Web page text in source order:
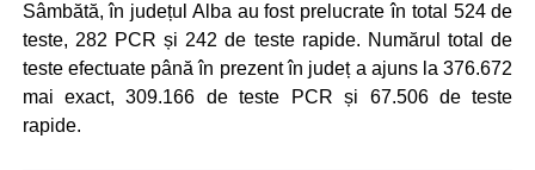
Sâmbătă, în județul Alba au fost prelucrate în total 524 de
teste, 282 PCR și 242 de teste rapide. Numărul total de
teste efectuate până în prezent în județ a ajuns la 376.672
mai exact, 309.166 de teste PCR și 67.506 de teste
rapide.